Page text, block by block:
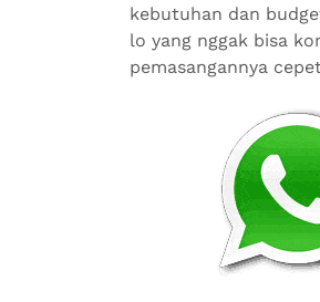
kebutuhan dan
lo yang nggak bisa
pemasangannya